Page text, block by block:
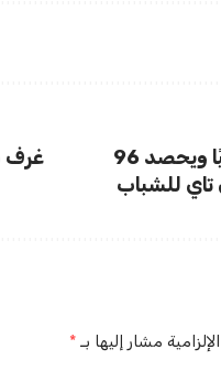
منتخب الإمارات يتألق عالميًا ويحصد 96
تاي للشباب
غرف
مشار إليها بـ *